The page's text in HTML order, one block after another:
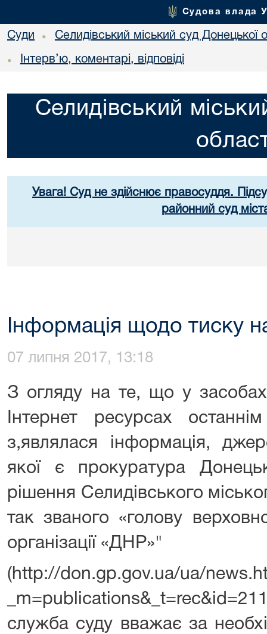
Судова влада
Суди • Селидівський міський суд Донецької
• Інтерв’ю, коментарі, відповіді
Селидівський
Увага! Суд не здійснює правосуддя.
районний суд
Інформація щодо тиску
07 липня 2017, 13:18
З огляду на те, що у засобах
Інтернет ресурсах
з,являлася інформація,
якої є прокуратура
рішення Селидівського
так званого «голову
організації «ДНР»"
(http://don.gp.gov.ua/ua/
служба суду вважає за